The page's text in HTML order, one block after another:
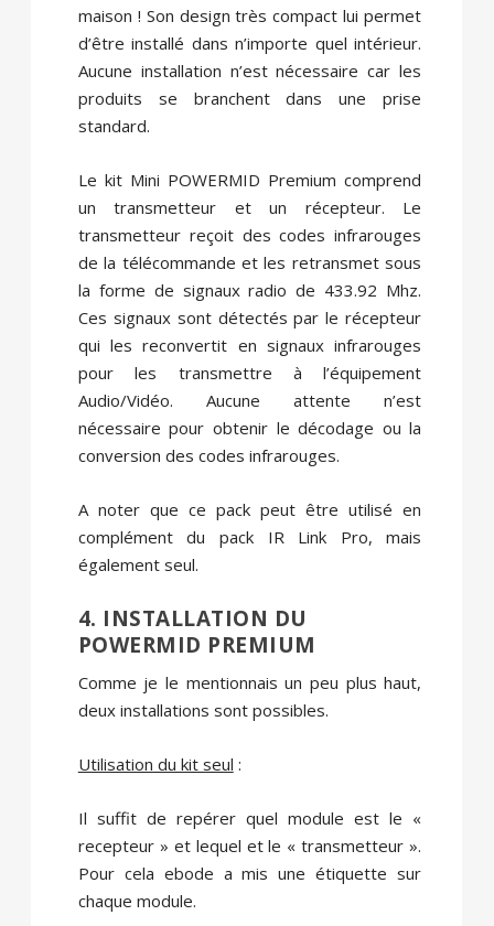
maison ! Son design très compact lui permet
d’être installé dans n’importe quel intérieur.
Aucune installation n’est nécessaire car les
produits se branchent dans une prise
standard.
Le kit Mini POWERMID Premium comprend
un transmetteur et un récepteur. Le
transmetteur reçoit des codes infrarouges
de la télécommande et les retransmet sous
la forme de signaux radio de 433.92 Mhz.
Ces signaux sont détectés par le récepteur
qui les reconvertit en signaux infrarouges
pour les transmettre à l’équipement
Audio/Vidéo. Aucune attente n’est
nécessaire pour obtenir le décodage ou la
conversion des codes infrarouges.
A noter que ce pack peut être utilisé en
complément du pack IR Link Pro, mais
également seul.
4. INSTALLATION DU
POWERMID PREMIUM
Comme je le mentionnais un peu plus haut,
deux installations sont possibles.
Utilisation du kit seul :
Il suffit de repérer quel module est le «
recepteur » et lequel et le « transmetteur ».
Pour cela ebode a mis une étiquette sur
chaque module.